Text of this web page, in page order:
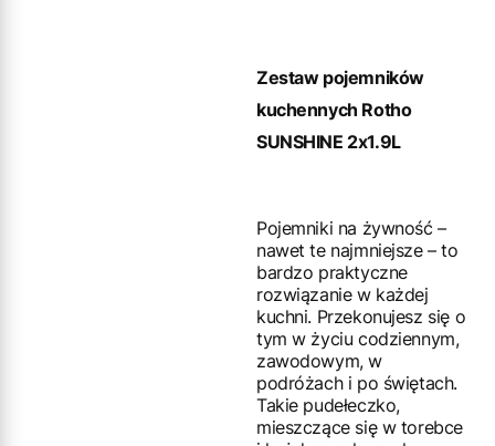
Zestaw pojemników
kuchennych Rotho
SUNSHINE 2x1.9L
Pojemniki na żywność –
nawet te najmniejsze – to
bardzo praktyczne
rozwiązanie w każdej
kuchni. Przekonujesz się o
tym w życiu codziennym,
zawodowym, w
podróżach i po świętach.
Takie pudełeczko,
mieszczące się w torebce